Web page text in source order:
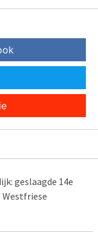
geslaagde 14e
Westfriese